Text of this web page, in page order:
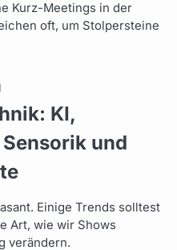
Kurz-Meetings in der
oft, um Stolpersteine
KI,
und
Einige Trends solltest
Art, wie wir Shows
verändern.